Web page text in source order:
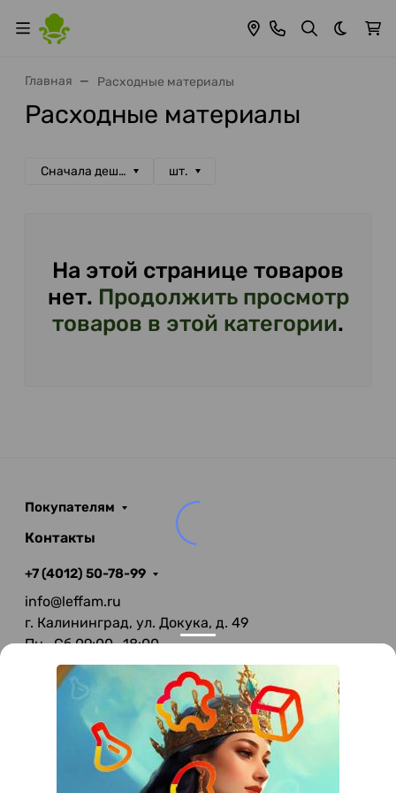
Темная
Главная Расходные материалы
Расходные материалы
Сначала дешевые шт.
На этой странице товаров
нет. Продолжить просмотр
товаров в этой категории.
Покупателям
Контакты
+7 (4012) 50-78-99
info@leffam.ru
г. Калининград, ул. Докука, д. 49
Пн—Сб 09:00—18:00
Вс—Выходной
© 2026 LeFFAM — материалы для качественной